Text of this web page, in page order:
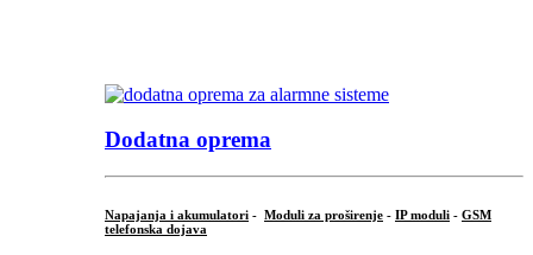
Dodatna oprema
Napajanja i akumulatori - Moduli za proširenje - IP moduli - GSM
telefonska dojava